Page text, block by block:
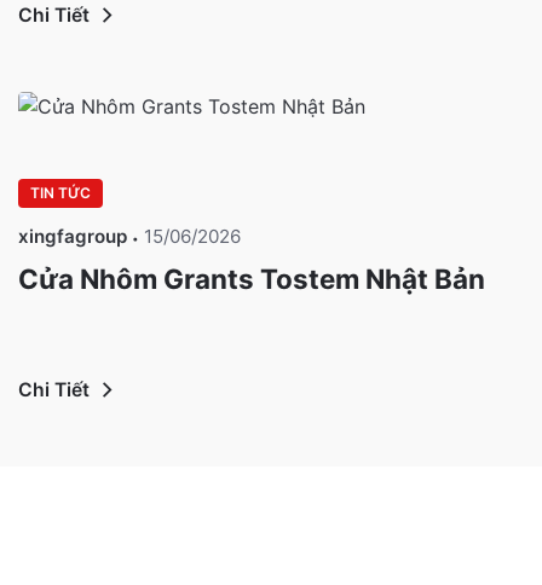
Chi Tiết
TIN TỨC
xingfagroup 15/06/2026
Cửa Nhôm Grants Tostem Nhật Bản
Chi Tiết